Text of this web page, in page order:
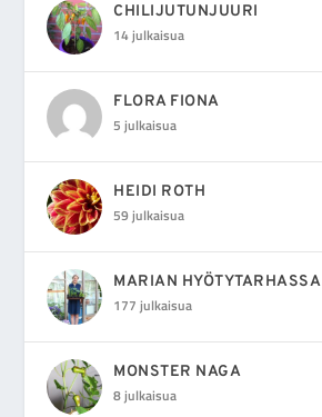
CHILIJUTUNJUURI
14 julkaisua
FLORA FIONA
5 julkaisua
HEIDI ROTH
59 julkaisua
MARIAN HYÖTYTARHASSA
177 julkaisua
MONSTER NAGA
8 julkaisua